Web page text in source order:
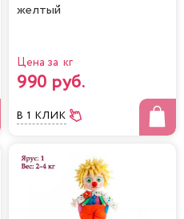
желтый
Цена за кг
990 руб.
В 1 КЛИК